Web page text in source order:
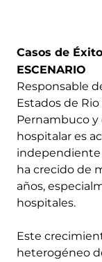
Casos de Éxito
ESCENARIO
Responsable
Estados de Rio
Pernambuco y
hospitalar es
independiente
ha crecido de
años,
hospitales.
Este
heterogéneo